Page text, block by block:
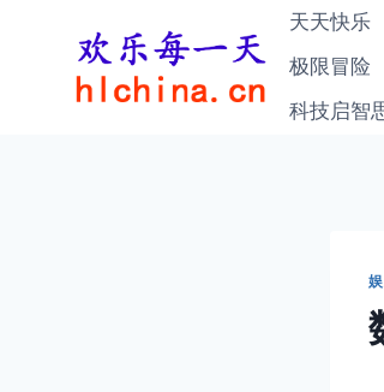
天天快乐
极限冒险
科技启智